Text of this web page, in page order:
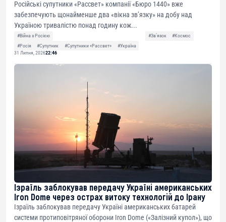
Російські супутники «Рассвет» компанії «Бюро 1440» вже
забезпечують щонайменше два «вікна зв’язку» на добу над
Україною тривалістю понад годину кож...
#Війна з Росією #Звʼязок
#Космос
#Росія
#Супутник #Супутники «Рассвет»
#Україна
31 Липня, 202622:46
Ізраїль заблокував передачу Україні американських
Iron Dome через острах витоку технологій до Ірану
Ізраїль заблокував передачу Україні американських батарей
системи протиповітряної оборони Iron Dome («Залізний купол»), що